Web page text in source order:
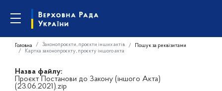
Головна Законопроєкти, проєкти інших актів
Пошук за реквізитами
Картка законопроєкту, проєкту іншого акта
Назва файлу:
Проєкт Постанови до Закону (іншого Акта)
(23.06.2021).zip